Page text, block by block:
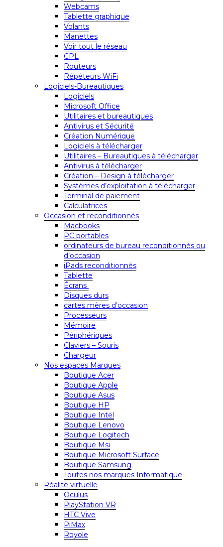
Webcams
Tablette graphique
Volants
Manettes
Voir tout le réseau
CPL
Routeurs
Répéteurs WiFi
Logiciels-Bureautiques
Logiciels
Microsoft Office
Utilitaires et bureautiques
Antivirus et Sécurité
Création Numérique
Logiciels à télécharger
Utilitaires – Bureautiques à télécharger
Antivirus à télécharger
Création – Design à télécharger
Systèmes d’exploitation à télécharger
Terminal de paiement
Calculatrices
Occasion et reconditionnés
Macbooks
PC portables
ordinateurs de bureau reconditionnés ou
d’occasion
iPads reconditionnés
Tablette
Écrans
Disques durs
cartes mères d’occasion
Processeurs
Mémoire
Périphériques
Claviers – Souris
Chargeur
Nos espaces Marques
Boutique Acer
Boutique Apple
Boutique Asus
Boutique HP
Boutique Intel
Boutique Lenovo
Boutique Logitech
Boutique Msi
Boutique Microsoft Surface
Boutique Samsung
Toutes nos marques Informatique
Réalité virtuelle
Oculus
PlayStation VR
HTC Vive
PiMax
Royole